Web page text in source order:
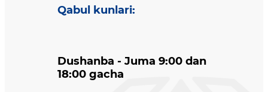
Qabul kunlari:
Dushanba - Juma 9:00 dan
18:00 gacha